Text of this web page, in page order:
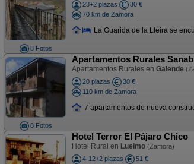
8 Fotos
23+2 plazas
30 €
70 km de Zamora
La Guarida de la Lleira se
8 Fotos
Apartamentos Rurales
Apartamentos Rurales en Galende
20 plazas
30 €
110 km de Zamora
7 apartamentos de nueva
Hotel Terror El Pájaro Chico
Hotel Rural en Luelmo (Zamora)
4-12+2 plazas
51 €